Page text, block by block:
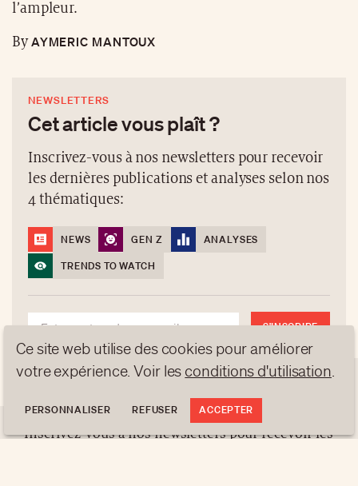
l’ampleur.
ByAYMERIC MANTOUX
NEWSLETTERS
Cet article vous plaît ?
Inscrivez-vous à nos newsletters pour recevoir
les dernières publications et analyses selon nos
4 thématiques:
NEWS GEN Z
ANALYSES
TRENDS TO WATCH
S'INSCRIRE
NEWSLETTERS
Cet article vous plaît ?
Inscrivez-vous à nos newsletters pour recevoir les
Ce site web utilise des cookies pour améliorer
votre expérience. Voir les conditions d'utilisation
PERSONNALISER REFUSER ACCEPTER